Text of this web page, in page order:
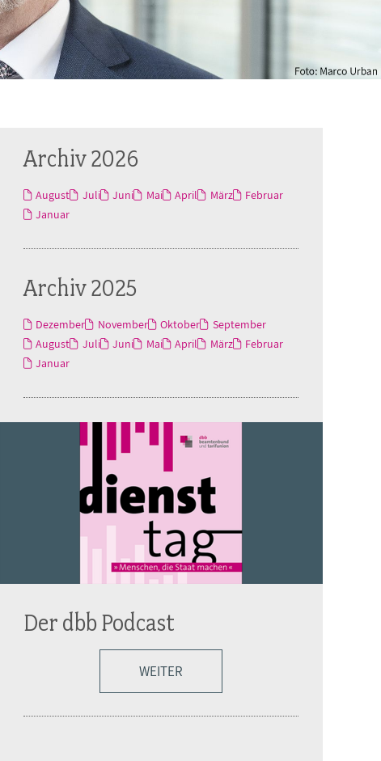
Archiv 2026
August Juli Juni Mai April März
Februar
Januar
Archiv 2025
Dezember November Oktober
September
August
Juli Juni Mai April März
Februar
Januar
Der dbb Podcast
WEITER